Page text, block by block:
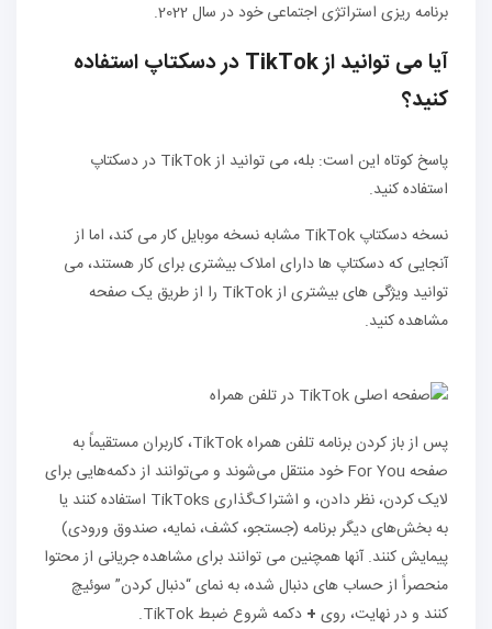
برنامه ریزی استراتژی اجتماعی خود در سال 2022.
آیا می توانید از TikTok در دسکتاپ استفاده
کنید؟
پاسخ کوتاه این است: بله، می توانید از TikTok در دسکتاپ
استفاده کنید.
نسخه دسکتاپ TikTok مشابه نسخه موبایل کار می کند، اما از
آنجایی که دسکتاپ ها دارای املاک بیشتری برای کار هستند، می
توانید ویژگی های بیشتری از TikTok را از طریق یک صفحه
مشاهده کنید.
پس از باز کردن برنامه تلفن همراه TikTok، کاربران مستقیماً به
صفحه For You خود منتقل می‌شوند و می‌توانند از دکمه‌هایی برای
لایک کردن، نظر دادن، و اشتراک‌گذاری TikToks استفاده کنند یا
به بخش‌های دیگر برنامه (جستجو، کشف، نمایه، صندوق ورودی)
پیمایش کنند. آنها همچنین می توانند برای مشاهده جریانی از محتوا
منحصراً از حساب های دنبال شده، به نمای “دنبال کردن” سوئیچ
کنند و در نهایت، روی + دکمه شروع ضبط TikTok.